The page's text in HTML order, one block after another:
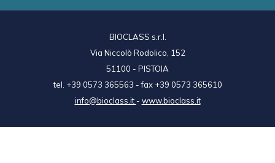
BIOCLASS s.r.l.
Via Niccolò Rodolico, 152
51100 - PISTOIA
tel. +39 0573 365563 - fax +39 0573 365610
info@bioclass.it - www.bioclass.it